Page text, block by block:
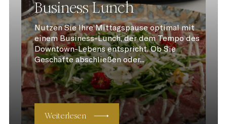
Business Lunch
Nutzen Sie Ihre Mittagspause optimal mit
einem Business-Lunch, der dem Tempo des
Downtown-Lebens entspricht. Ob Sie
Geschäfte abschließen oder...
Weiterlesen